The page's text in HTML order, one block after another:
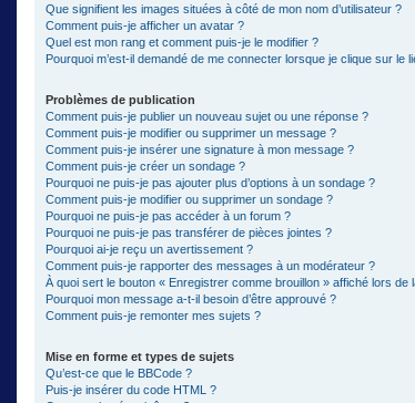
Que signifient les images situées à côté de mon nom d’utilisateur ?
Comment puis-je afficher un avatar ?
Quel est mon rang et comment puis-je le modifier ?
Pourquoi m’est-il demandé de me connecter lorsque je clique sur le
Problèmes de publication
Comment puis-je publier un nouveau sujet ou une réponse ?
Comment puis-je modifier ou supprimer un message ?
Comment puis-je insérer une signature à mon message ?
Comment puis-je créer un sondage ?
Pourquoi ne puis-je pas ajouter plus d’options à un sondage ?
Comment puis-je modifier ou supprimer un sondage ?
Pourquoi ne puis-je pas accéder à un forum ?
Pourquoi ne puis-je pas transférer de pièces jointes ?
Pourquoi ai-je reçu un avertissement ?
Comment puis-je rapporter des messages à un modérateur ?
À quoi sert le bouton « Enregistrer comme brouillon » affiché lors de
Pourquoi mon message a-t-il besoin d’être approuvé ?
Comment puis-je remonter mes sujets ?
Mise en forme et types de sujets
Qu’est-ce que le BBCode ?
Puis-je insérer du code HTML ?